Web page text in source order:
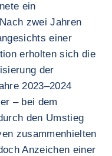
ein
zwei Jahren
einer
erholten sich die
der
2023–2024
– bei dem
den Umstieg
zusammenhielten
Anzeichen einer